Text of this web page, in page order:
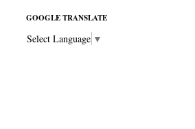
GOOGLE TRANSLATE
Select Language ▼